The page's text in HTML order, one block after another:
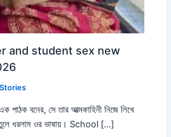
and student sex new
Stories
পাঠক বনের, সে তার আত্মকাহিনী নিজে লিখে
তুলে ধরলাম ওর ভাষায়। School […]